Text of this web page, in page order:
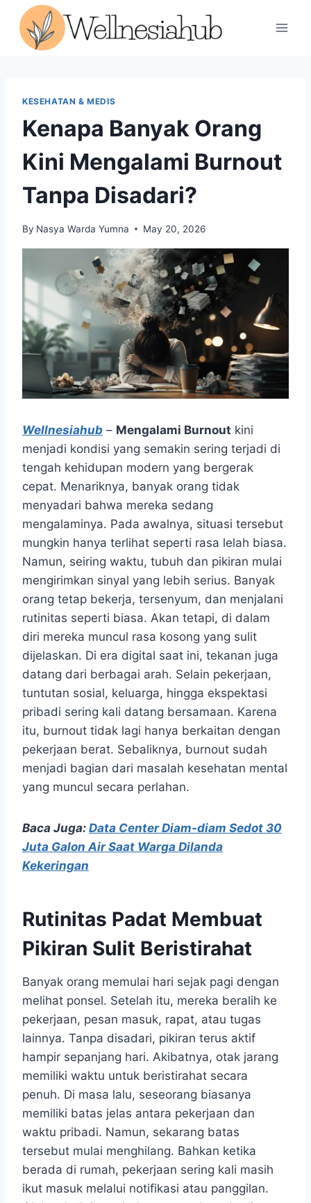
content
KESEHATAN & MEDIS
Kenapa Banyak Orang
Kini Mengalami Burnout
Tanpa Disadari?
By Nasya Warda Yumna May 20, 2026
Wellnesiahub – Mengalami Burnout kini
menjadi kondisi yang semakin sering terjadi di
tengah kehidupan modern yang bergerak
cepat. Menariknya, banyak orang tidak
menyadari bahwa mereka sedang
mengalaminya. Pada awalnya, situasi tersebut
mungkin hanya terlihat seperti rasa lelah biasa.
Namun, seiring waktu, tubuh dan pikiran mulai
mengirimkan sinyal yang lebih serius. Banyak
orang tetap bekerja, tersenyum, dan menjalani
rutinitas seperti biasa. Akan tetapi, di dalam
diri mereka muncul rasa kosong yang sulit
dijelaskan. Di era digital saat ini, tekanan juga
datang dari berbagai arah. Selain pekerjaan,
tuntutan sosial, keluarga, hingga ekspektasi
pribadi sering kali datang bersamaan. Karena
itu, burnout tidak lagi hanya berkaitan dengan
pekerjaan berat. Sebaliknya, burnout sudah
menjadi bagian dari masalah kesehatan mental
yang muncul secara perlahan.
Baca Juga: Data Center Diam-diam Sedot 30
Juta Galon Air Saat Warga Dilanda
Kekeringan
Rutinitas Padat Membuat
Pikiran Sulit Beristirahat
Banyak orang memulai hari sejak pagi dengan
melihat ponsel. Setelah itu, mereka beralih ke
pekerjaan, pesan masuk, rapat, atau tugas
lainnya. Tanpa disadari, pikiran terus aktif
hampir sepanjang hari. Akibatnya, otak jarang
memiliki waktu untuk beristirahat secara
penuh. Di masa lalu, seseorang biasanya
memiliki batas jelas antara pekerjaan dan
waktu pribadi. Namun, sekarang batas
tersebut mulai menghilang. Bahkan ketika
berada di rumah, pekerjaan sering kali masih
ikut masuk melalui notifikasi atau panggilan.